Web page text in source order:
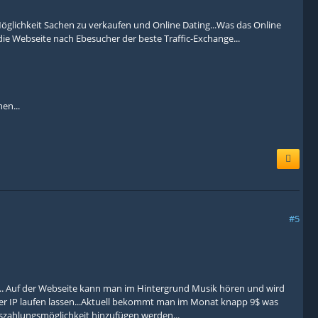
Sachen zu verkaufen und Online Dating...Was das Online
nach Ebesucher der beste Traffic-Exchange...
#5
Auf der Webseite kann man im Hintergrund Musik hören und wird
IP laufen lassen...Aktuell bekommt man im Monat knapp 9$ was